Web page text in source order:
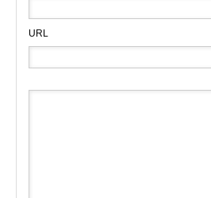
URL